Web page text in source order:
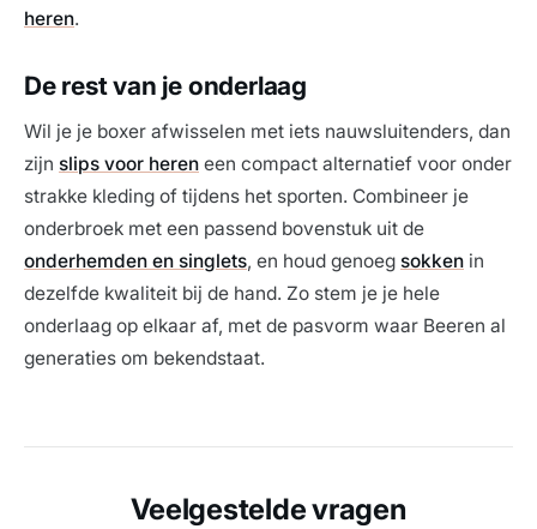
heren.
De rest van je onderlaag
Wil je je boxer afwisselen met iets nauwsluitenders, dan
zijn slips voor heren een compact alternatief voor onder
strakke kleding of tijdens het sporten. Combineer je
onderbroek met een passend bovenstuk uit de
onderhemden en singlets, en houd genoeg sokken in
dezelfde kwaliteit bij de hand. Zo stem je je hele
onderlaag op elkaar af, met de pasvorm waar Beeren al
generaties om bekendstaat.
Veelgestelde vragen